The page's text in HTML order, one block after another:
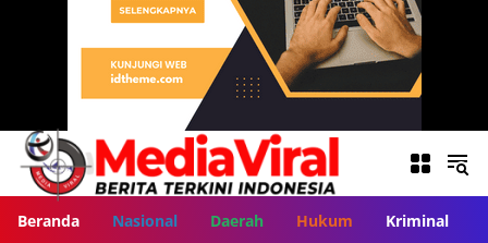
Beranda Nasional Daerah Hukum Kriminal